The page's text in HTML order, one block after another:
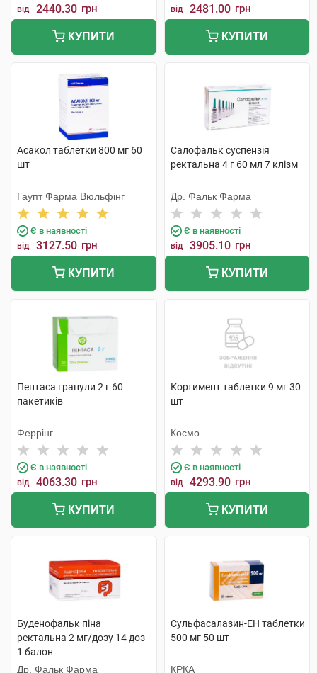
від 2440.30 грн
КУПИТИ
від 2481.00 грн
КУПИТИ
Асакол таблетки 800 мг 60
шт
Гаупт Фарма Вюльфінг
Є в наявності
від 3127.50 грн
КУПИТИ
Салофальк суспензія
ректальна 4 г 60 мл 7 клізм
Др. Фальк Фарма
Є в наявності
від 3905.10 грн
КУПИТИ
Пентаса гранули 2 г 60
пакетиків
Феррінг
Є в наявності
від 4063.30 грн
КУПИТИ
Кортимент таблетки 9 мг 30
шт
Космо
Є в наявності
від 4293.90 грн
КУПИТИ
Буденофальк піна
ректальна 2 мг/дозу 14 доз
1 балон
Др. Фальк Фарма
Сульфасалазин-ЕН таблетки
500 мг 50 шт
КРКА